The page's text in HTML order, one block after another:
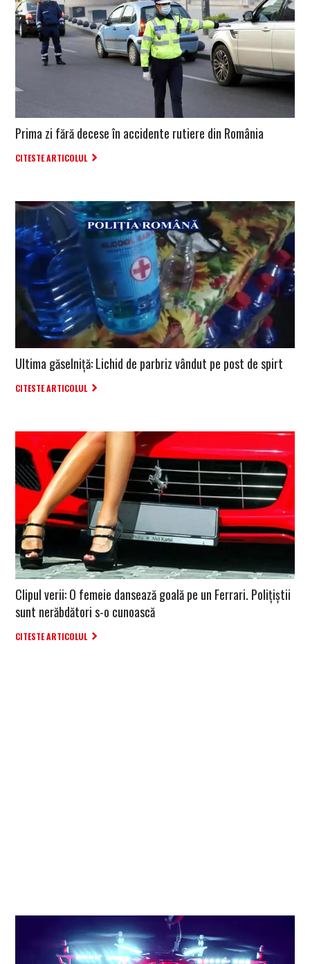
Prima zi fără decese în accidente rutiere din România
CITESTE ARTICOLUL
Ultima găselniță: Lichid de parbriz vândut pe post de spirt
CITESTE ARTICOLUL
Clipul verii: O femeie dansează goală pe un Ferrari. Polițiștii
sunt nerăbdători s-o cunoască
CITESTE ARTICOLUL